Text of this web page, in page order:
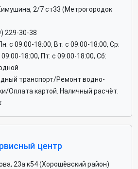
2/7 ст33 (Метрогородок
229-30-38
c 09:00-18:00, Вт: c 09:00-18:00, Ср:
18:00, Пт: c 09:00-18:00, Сб:
транспорт/Ремонт водно-
Оплата картой. Наличный расчёт.
центр
23а к54 (Хорошёвский район)